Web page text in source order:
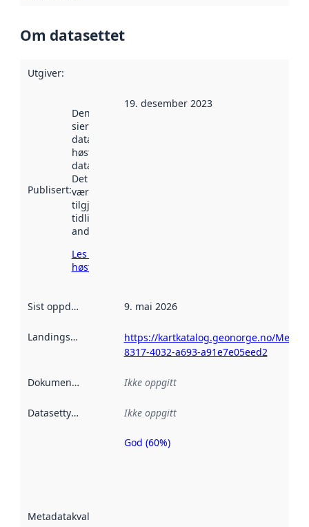
Om datasettet
Utgiver:
Publisert:
Denne datoen
sier når
datasettet ble
høstet av
data.norge.no.
Det kan ha
vært
tilgjengelig
tidligere
andre steder.
Les mer om
høsting her
19. desember 2023
Sist oppdatert 9. mai 2026
Landingsside
https://kartkatalog.geonorge.no/
8317-4032-a693-a91e7e05eed2
Dokumentasjon Ikke oppgitt
Datasettype Ikke oppgitt
Metadatakvalitet
Metadatakvalitet
God (60%)